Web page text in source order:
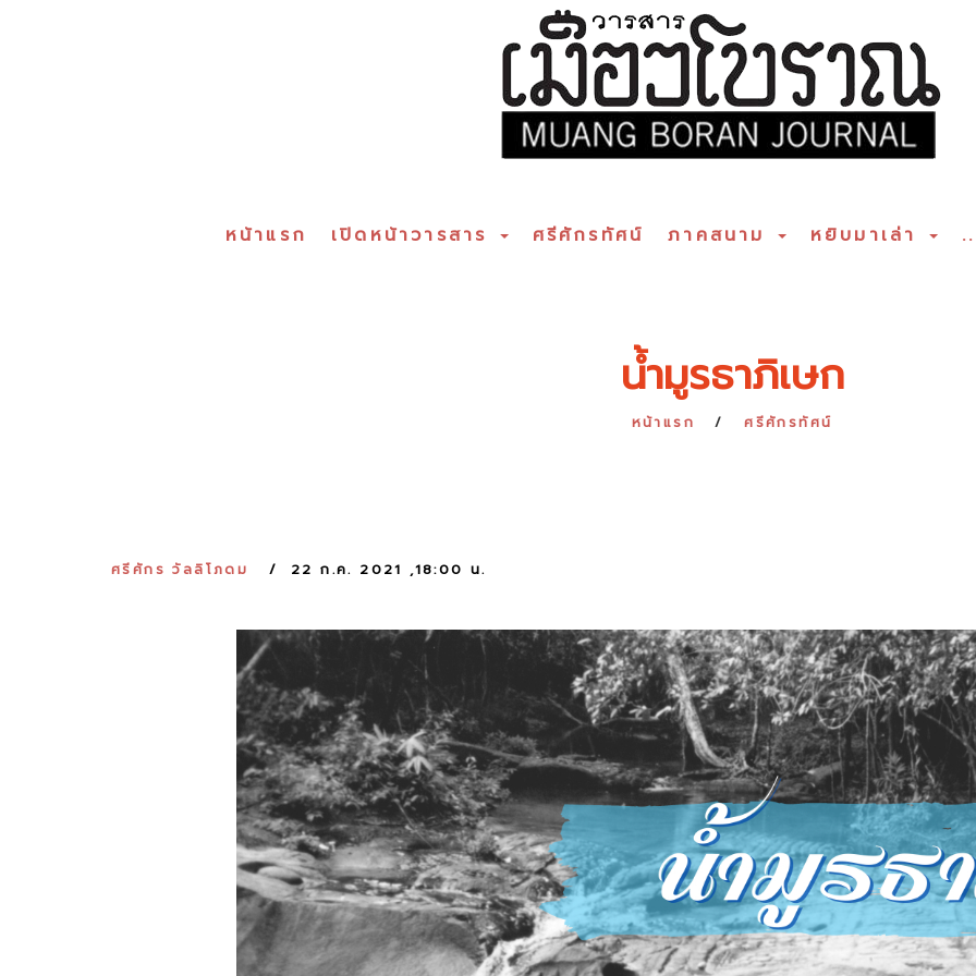
หน้าแรก เปิดหน้าวารสาร ศรีศักรทัศน์ ภาคสนาม หยิบมาเล่า
น้ำมูรธาภิเษก
หน้าแรก ศรีศักรทัศน์
ศรีศักร วัลลิโภดม 22 ก.ค. 2021 ,18:00 น.